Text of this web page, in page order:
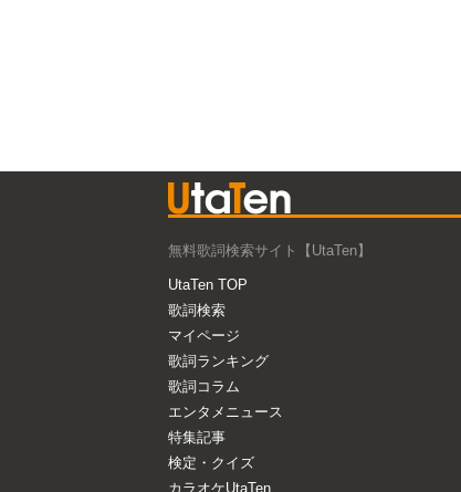
無料歌詞検索サイト【UtaTen】
UtaTen TOP
歌詞検索
マイページ
歌詞ランキング
歌詞コラム
エンタメニュース
特集記事
検定・クイズ
カラオケUtaTen